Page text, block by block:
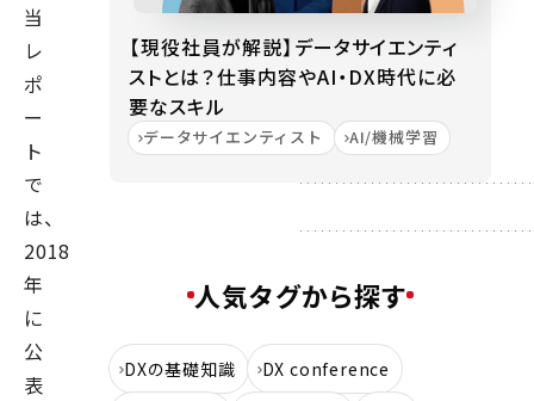
当
レ
ポ
ー
ト
で
は、
2018
年
に
公
表
【現役社員が解説】データサイエンティ
ストとは？仕事内容やAI・DX時代に必
要なスキル
データサイエンティスト AI/機械学習
人気タグから探す
DXの基礎知識
DX conference